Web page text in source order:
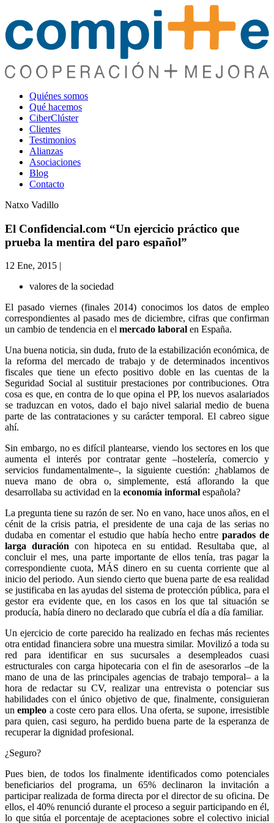
Quiénes somos
Qué hacemos
CiberClúster
Clientes
Testimonios
Alianzas
Asociaciones
Blog
Contacto
Natxo Vadillo
El Confidencial.com “Un ejercicio práctico que
prueba la mentira del paro español”
12 Ene, 2015 |
valores de la sociedad
El pasado viernes (finales 2014) conocimos los datos de empleo
correspondientes al pasado mes de diciembre, cifras que confirman
un cambio de tendencia en el mercado laboral en España.
Una buena noticia, sin duda, fruto de la estabilización económica, de
la reforma del mercado de trabajo y de determinados incentivos
fiscales que tiene un efecto positivo doble en las cuentas de la
Seguridad Social al sustituir prestaciones por contribuciones. Otra
cosa es que, en contra de lo que opina el PP, los nuevos asalariados
se traduzcan en votos, dado el bajo nivel salarial medio de buena
parte de las contrataciones y su carácter temporal. El cabreo sigue
ahí.
Sin embargo, no es difícil plantearse, viendo los sectores en los que
aumenta el interés por contratar gente –hostelería, comercio y
servicios fundamentalmente–, la siguiente cuestión: ¿hablamos de
nueva mano de obra o, simplemente, está aflorando la que
desarrollaba su actividad en la economía informal española?
La pregunta tiene su razón de ser. No en vano, hace unos años, en el
cénit de la crisis patria, el presidente de una caja de las serias no
dudaba en comentar el estudio que había hecho entre parados de
larga duración con hipoteca en su entidad. Resultaba que, al
concluir el mes, una parte importante de ellos tenía, tras pagar la
correspondiente cuota, MÁS dinero en su cuenta corriente que al
inicio del periodo. Aun siendo cierto que buena parte de esa realidad
se justificaba en las ayudas del sistema de protección pública, para el
gestor era evidente que, en los casos en los que tal situación se
producía, había dinero no declarado que cubría el día a día familiar.
Un ejercicio de corte parecido ha realizado en fechas más recientes
otra entidad financiera sobre una muestra similar. Movilizó a toda su
red para identificar en sus sucursales a desempleados cuasi
estructurales con carga hipotecaria con el fin de asesorarlos –de la
mano de una de las principales agencias de trabajo temporal– a la
hora de redactar su CV, realizar una entrevista o potenciar sus
habilidades con el único objetivo de que, finalmente, consiguieran
unempleo a coste cero para ellos. Una oferta, se supone, irresistible
para quien, casi seguro, ha perdido buena parte de la esperanza de
recuperar la dignidad profesional.
¿Seguro?
Pues bien, de todos los finalmente identificados como potenciales
beneficiarios del programa, un 65% declinaron la invitación a
participar realizada de forma directa por el director de su oficina. De
ellos, el 40% renunció durante el proceso a seguir participando en él,
lo que sitúa el porcentaje de aceptaciones sobre el colectivo inicial